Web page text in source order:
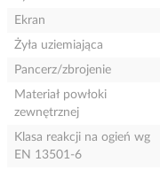
Ekran
Żyła uziemiająca
Pancerz/zbrojenie
Materiał powłoki
zewnętrznej
Klasa reakcji na ogień wg
EN 13501-6